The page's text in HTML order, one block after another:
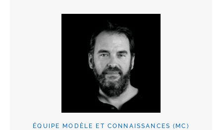
ÉQUIPE MODÈLE ET CONNAISSANCES (MC)